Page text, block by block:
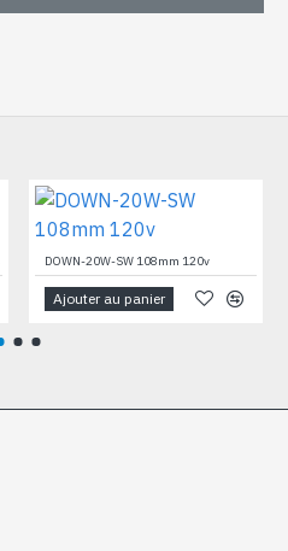
DOWN-20W-SW 108mm 120v
Ajouter au panier